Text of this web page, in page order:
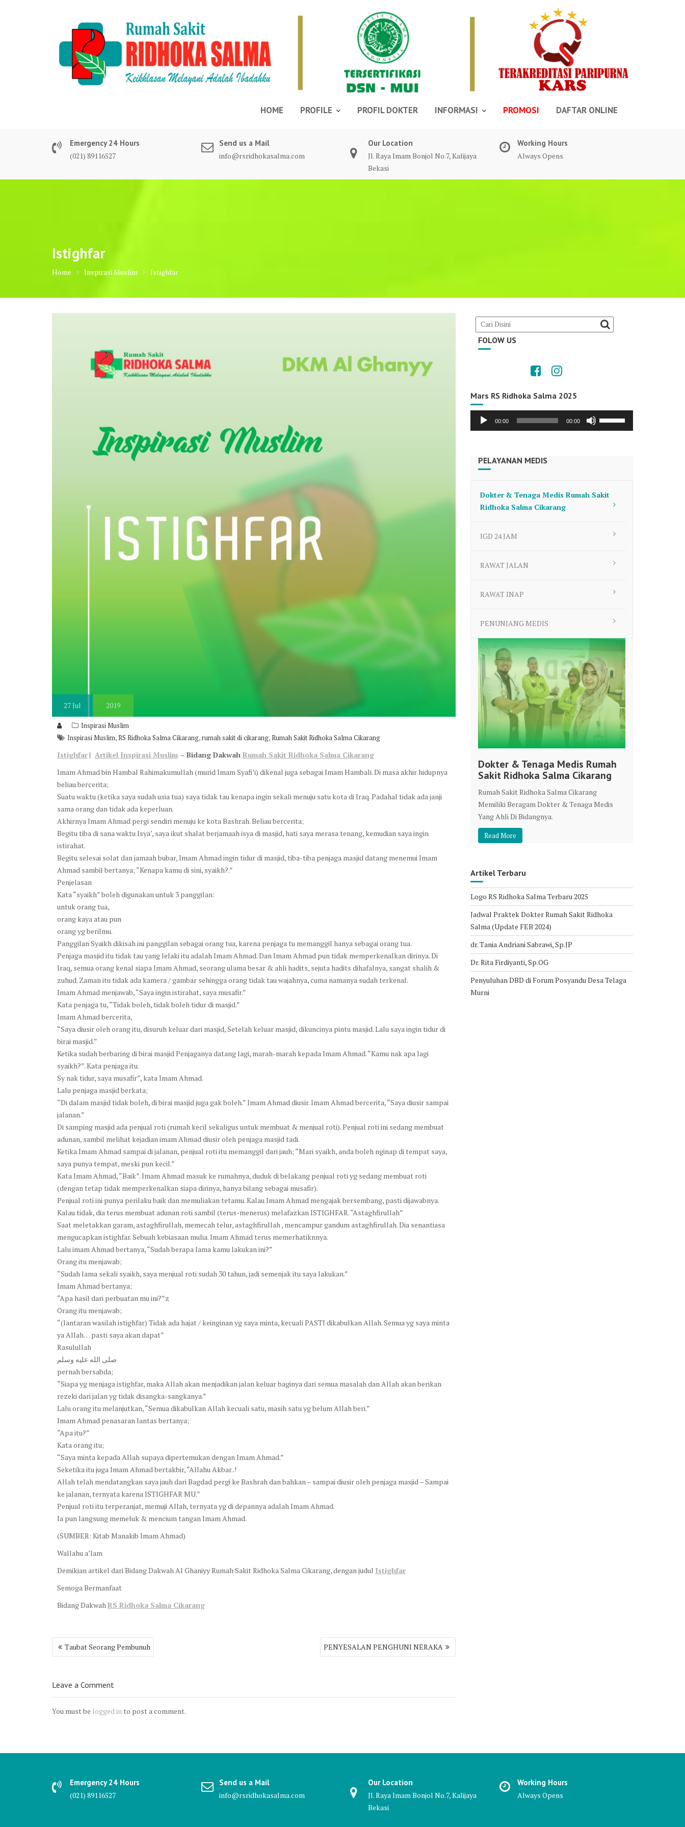
HOME PROFILE PROFIL DOKTER INFORMASI PROMOSI DAFTAR ONLINE
Emergency 24 Hours
(021) 89116527
Send us a Mail
info@rsridhokasalma.com
Our Location
Jl. Raya Imam Bonjol No.7, Kalijaya
Bekasi
Working Hours
Always Opens
Istighfar
Home Inspirasi Muslim Istighfar
27Jul 2019
Inspirasi Muslim
Inspirasi Muslim,RS Ridhoka Salma Cikarang,rumah sakit di cikarang,Rumah Sakit Ridhoka Salma Cikarang
Istighfar | Artikel Inspirasi Muslim – Bidang Dakwah Rumah Sakit Ridhoka Salma Cikarang
Imam Ahmad bin Hambal Rahimakumullah (murid Imam Syafi’i) dikenal juga sebagai Imam Hambali. Di masa akhir hidupnya
beliau bercerita;
Suatu waktu (ketika saya sudah usia tua) saya tidak tau kenapa ingin sekali menuju satu kota di Iraq. Padahal tidak ada janji
sama orang dan tidak ada keperluan.
Akhirnya Imam Ahmad pergi sendiri menuju ke kota Bashrah. Beliau bercerita;
Begitu tiba di sana waktu Isya’, saya ikut shalat berjamaah isya di masjid, hati saya merasa tenang, kemudian saya ingin
istirahat.
Begitu selesai solat dan jamaah bubar, Imam Ahmad ingin tidur di masjid, tiba-tiba penjaga masjid datang menemui Imam
Ahmad sambil bertanya; “Kenapa kamu di sini, syaikh?.”
Penjelasan
Kata “syaikh” boleh digunakan untuk 3 panggilan:
untuk orang tua,
orang kaya atau pun
orang yg berilmu.
Panggilan Syaikh dikisah ini panggilan sebagai orang tua, karena penjaga tu memanggil hanya sebagai orang tua.
Penjaga masjid itu tidak tau yang lelaki itu adalah Imam Ahmad. Dan Imam Ahmad pun tidak memperkenalkan dirinya. Di
Iraq, semua orang kenal siapa Imam Ahmad, seorang ulama besar & ahli hadits, sejuta hadits dihafalnya, sangat shalih &
zuhud. Zaman itu tidak ada kamera / gambar sehingga orang tidak tau wajahnya, cuma namanya sudah terkenal.
Imam Ahmad menjawab, “Saya ingin istirahat, saya musafir.”
Kata penjaga tu, “Tidak boleh, tidak boleh tidur di masjid.”
Imam Ahmad bercerita,
“Saya diusir oleh orang itu, disuruh keluar dari masjid, Setelah keluar masjid, dikuncinya pintu masjid. Lalu saya ingin tidur di
birai masjid.”
Ketika sudah berbaring di birai masjid Penjaganya datang lagi, marah-marah kepada Imam Ahmad. “Kamu nak apa lagi
syaikh?”. Kata penjaga itu.
Sy nak tidur, saya musafir”, kata Imam Ahmad.
Lalu penjaga masjid berkata;
“Di dalam masjid tidak boleh, di birai masjid juga gak boleh.” Imam Ahmad diusir. Imam Ahmad bercerita, “Saya diusir sampai
jalanan.”
Di samping masjid ada penjual roti (rumah kecil sekaligus untuk membuat & menjual roti). Penjual roti ini sedang membuat
adunan, sambil melihat kejadian imam Ahmad diusir oleh penjaga masjid tadi.
Ketika Imam Ahmad sampai di jalanan, penjual roti itu memanggil dari jauh; “Mari syaikh, anda boleh nginap di tempat saya,
saya punya tempat, meski pun kecil.”
Kata Imam Ahmad, “Baik”. Imam Ahmad masuk ke rumahnya, duduk di belakang penjual roti yg sedang membuat roti
(dengan tetap tidak memperkenalkan siapa dirinya, hanya bilang sebagai musafir).
Penjual roti ini punya perilaku baik dan memuliakan tetamu. Kalau Imam Ahmad mengajak bersembang, pasti dijawabnya.
Kalau tidak, dia terus membuat adunan roti sambil (terus-menerus) melafazkan ISTIGHFAR. “Astaghfirullah”
Saat meletakkan garam, astaghfirullah, memecah telur, astaghfirullah , mencampur gandum astaghfirullah. Dia senantiasa
mengucapkan istighfar. Sebuah kebiasaan mulia. Imam Ahmad terus memerhatiknnya.
Lalu imam Ahmad bertanya, “Sudah berapa lama kamu lakukan ini?”
Orang itu menjawab;
“Sudah lama sekali syaikh, saya menjual roti sudah 30 tahun, jadi semenjak itu saya lakukan.”
Imam Ahmad bertanya;
“Apa hasil dari perbuatan mu ini?”z
Orang itu menjawab;
“(lantaran wasilah istighfar) Tidak ada hajat / keinginan yg saya minta, kecuali PASTI dikabulkan Allah. Semua yg saya minta
ya Allah… pasti saya akan dapat”
Rasulullah
ﺻﻠﻰ ﺍﻟﻠﻪ ﻋﻠﻴﻪ ﻭﺳﻠﻢ
pernah bersabda;
“Siapa yg menjaga istighfar, maka Allah akan menjadikan jalan keluar baginya dari semua masalah dan Allah akan berikan
rezeki dari jalan yg tidak disangka-sangkanya.”
Lalu orang itu melanjutkan, “Semua dikabulkan Allah kecuali satu, masih satu yg belum Allah beri.”
Imam Ahmad penasaran lantas bertanya;
“Apa itu?”
Kata orang itu;
“Saya minta kepada Allah supaya dipertemukan dengan Imam Ahmad.”
Seketika itu juga Imam Ahmad bertakbir, “Allahu Akbar..!
Allah telah mendatangkan saya jauh dari Bagdad pergi ke Bashrah dan bahkan – sampai diusir oleh penjaga masjid – Sampai
ke jalanan, ternyata karena ISTIGHFAR MU.”
Penjual roti itu terperanjat, memuji Allah, ternyata yg di depannya adalah Imam Ahmad.
Ia pun langsung memeluk & mencium tangan Imam Ahmad.
(SUMBER: Kitab Manakib Imam Ahmad)
Wallahu a’lam
Demikian artikel dari Bidang Dakwah Al Ghaniyy Rumah Sakit Ridhoka Salma Cikarang, dengan judul Istighfar
Semoga Bermanfaat
Bidang DakwahRS Ridhoka Salma Cikarang
Post
navigation
Taubat Seorang Pembunuh PENYESALAN PENGHUNI NERAKA
Leave a Comment
You must be logged into post a comment.
FOLOW US
Mars RS Ridhoka Salma 2025
Audio
00:00 00:00
decrease
PELAYANAN MEDIS
Dokter & Tenaga Medis Rumah Sakit
Ridhoka Salma Cikarang
IGD 24 JAM
RAWAT JALAN
RAWAT INAP
PENUNJANG MEDIS
Dokter & Tenaga Medis Rumah
Sakit Ridhoka Salma Cikarang
Rumah Sakit Ridhoka Salma Cikarang
Memiliki Beragam Dokter & Tenaga Medis
Yang Ahli Di Bidangnya.
Read More
Artikel Terbaru
Logo RS Ridhoka Salma Terbaru 2025
Jadwal Praktek Dokter Rumah Sakit Ridhoka
Salma (Update FEB 2024)
dr. Tania Andriani Sabrawi, Sp.JP
Dr. Rita Firdiyanti, Sp.OG
Penyuluhan DBD di Forum Posyandu Desa Telaga
Murni
Emergency 24 Hours
(021) 89116527
Send us a Mail
info@rsridhokasalma.com
Our Location
Jl. Raya Imam Bonjol No.7, Kalijaya
Bekasi
Working Hours
Always Opens